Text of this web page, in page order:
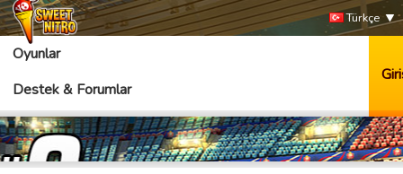
Türkçe
Oyunlar
Destek & Forumlar